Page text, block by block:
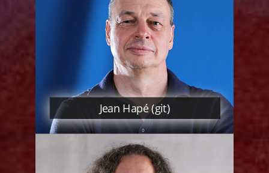
Jean Hapé (git)